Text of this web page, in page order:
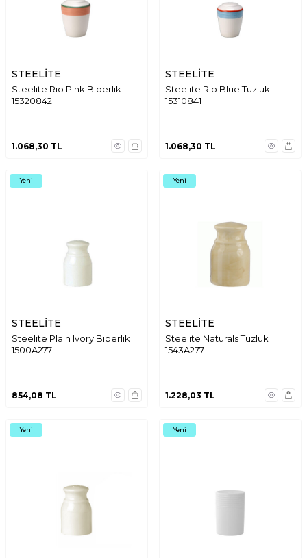
STEELİTE
Steelite Rıo Pınk Biberlik
15320842
1.068,30 TL
STEELİTE
Steelite Rıo Blue Tuzluk
15310841
1.068,30 TL
Yeni
STEELİTE
Steelite Plain Ivory Biberlik
1500A277
854,08 TL
Yeni
STEELİTE
Steelite Naturals Tuzluk
1543A277
1.228,03 TL
Yeni Yeni